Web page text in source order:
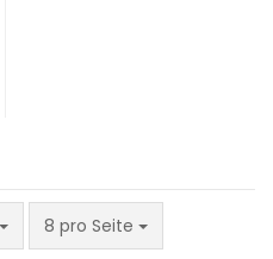
8 pro Seite
pro Seite